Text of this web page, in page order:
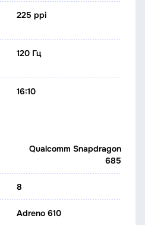
225 ppi
120 Гц
16:10
Qualcomm Snapdragon
685
8
Adreno 610